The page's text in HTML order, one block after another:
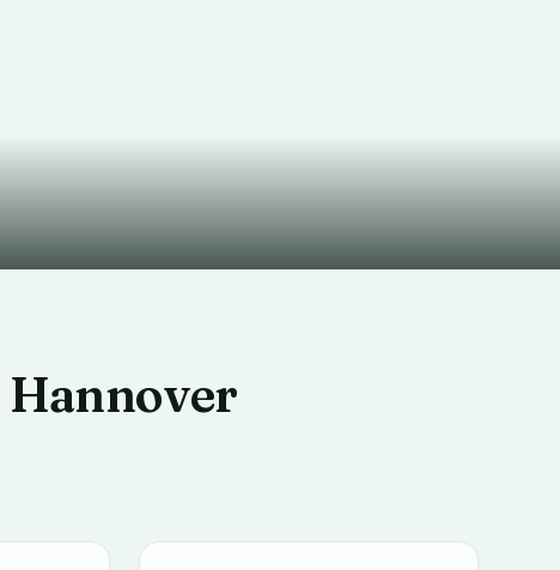
Hannover